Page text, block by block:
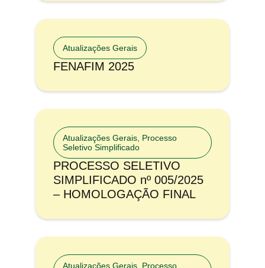
Atualizações Gerais
FENAFIM 2025
Atualizações Gerais Processo
Seletivo Simplificado
PROCESSO SELETIVO
SIMPLIFICADO nº 005/2025
– HOMOLOGAÇÃO FINAL
Atualizações Gerais Processo